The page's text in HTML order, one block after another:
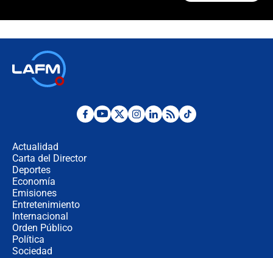
¿Por qué De la Espriella gobernará
Actualidad
Carta del Director
Deportes
Economía
Emisiones
Entretenimiento
Internacional
Orden Público
Política
Sociedad